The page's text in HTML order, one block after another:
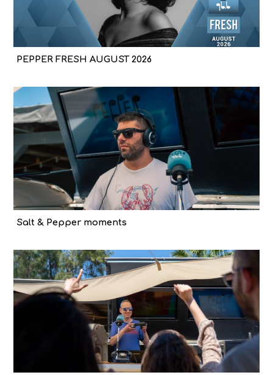
PEPPER FRESH AUGUST 2026
Salt & Pepper moments